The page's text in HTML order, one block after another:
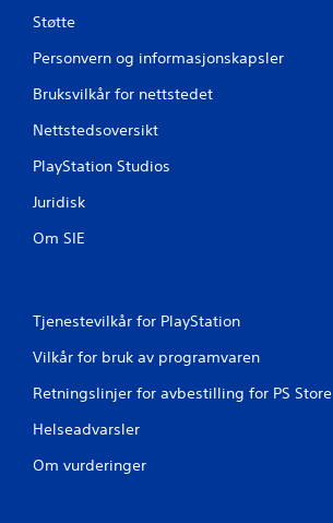
Støtte
Personvern og informasjonskapsler
Bruksvilkår for nettstedet
Nettstedsoversikt
PlayStation Studios
Juridisk
Om SIE
Tjenestevilkår for PlayStation
Vilkår for bruk av programvaren
Retningslinjer for avbestilling for PS Store
Helseadvarsler
Om vurderinger